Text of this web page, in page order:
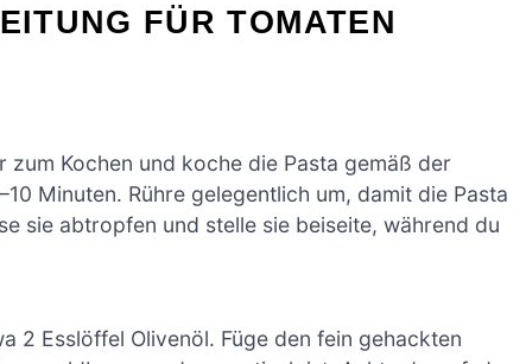
FÜR TOMATEN
Kochen und koche die Pasta gemäß der
Minuten. Rühre gelegentlich um, damit die Pasta
sie abtropfen und stelle sie beiseite, während du
2 Esslöffel Olivenöl. Füge den fein gehackten